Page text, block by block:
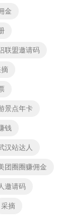
金
联盟邀请码
景点年卡
钱
汉站达人
团圈圈赚佣金
邀请码
采摘